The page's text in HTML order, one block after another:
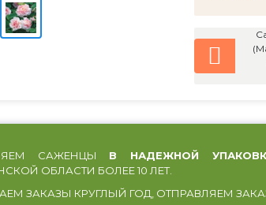
САЖЕНЦЫ В НАДЕЖНОЙ
ОБЛАСТИ БОЛЕЕ 10 ЛЕТ.
ЗАКАЗЫ КРУГЛЫЙ ГОД, ОТПРАВЛЯЕМ